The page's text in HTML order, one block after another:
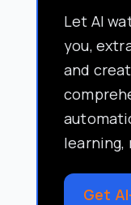
Let AI
you,
and
Get